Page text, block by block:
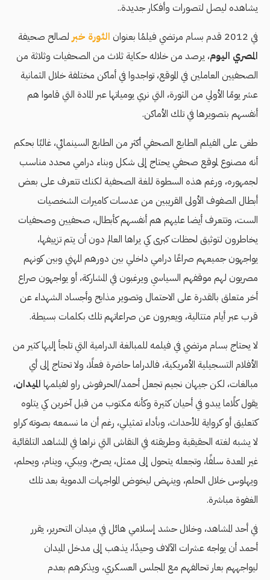
يشاهده ليصل لتصورات وأفكار جديدة..
في 2012 قدم بسام مرتضي فيلمُا بعنوان
الثورة خبرلصالح صحيفة
المصري اليوم، يرصد من خلاله حكاية ثلاث من الصحفيات وثلاثة من
الصحفيين العاملين في الموقع، تواجدوا في أماكن مختلفة خلال الثمانية
عشر يومًا الأولي من الثورة، التي نري يومياتها عبر المادة التي قاموا هم
أنفسهم بتصويرها في تلك الأماكن.
طغى على الفيلم الطابع الصحفي أكثر من الطابع السينمائي، غالبًا بحكم
أنه مصنوع لموقع صحفي يحتاج إلى شكل وبناء درامي محدد مناسب
لجمهوره، ورغم هذه السطوة للغة الصحفية لكنك تتعرف على بعض
أبطال الصفوف الأولى القريبين من عدسات كاميرات الشخصيات
الست، وتتعرف أيضا عليهم هم أنفسهم كأبطال، صحفيين وصحفيات
يخاطرون لتوثيق لحظات كبرى كي يراها العالم دون أن يتم تزييفها،
يواجهون جميعهم صراعًا درامي داخلي بين دورهم المهني وبين كونهم
مصريون لهم موقفهم السياسي ويرغبون في المشاركة، أو يواجهون صراع
أخر متعلق بالقدرة على الاحتمال وتصوير مذابح وأجساد الشهداء عن
قرب عبر أيام متتالية، ويعبرون عن صراعاتهم تلك بكلمات بسيطة.
لا يحتاج بسام مرتضي في فيلمه للمبالغة الدرامية التي تلجأ إليها كثير من
الأفلام التسجيلية الأمريكية، فالدراما حاضرة فعلًا، ولا تحتاج إلى أي
مبالغات، لكن جيهان نجيم تجعل أحمد/الحرفوش راو لفيلمها الميدان،
يقول كلًاما يبدو في أحيان كثيرة وكأنه مكتوب من قبل آخرين كي يتلوه
كتعليق أو كرواية للأحداث، وبأداء تمثيلي، رغم أن ما نسمعه بصوته كراو
لا يشبه لغته الحقيقية وطريقته في النقاش التي نراها في المشاهد التلقائية
غير المعدة سلفًا، وتجعله يتحول إلى ممثل، يصرخ، ويبكي، وينام، ويحلم،
ويهلوس خلال الحلم، وينهض ليخوض المواجهات الدموية بعد تلك
الغفوة مباشرة.
في أحد المشاهد، وخلال حشد إسلامي هائل في ميدان التحرير، يقرر
أحمد أن يواجه عشرات الآلاف وحيدًا، يذهب إلى مدخل الميدان
ليواجههم بعار تحالفهم مع المجلس العسكري، ويذكرهم بعدم